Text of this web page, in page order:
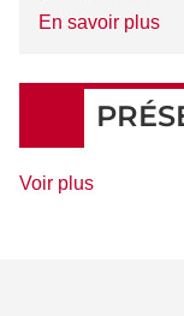
En savoir plusà
Voir plusde